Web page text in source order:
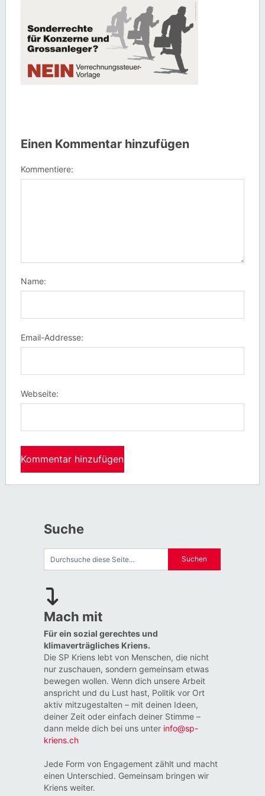
Einen Kommentar hinzufügen
Kommentiere:
Name:
Email-Addresse:
Webseite:
Suche
Mach mit
Für ein sozial gerechtes und
klimaverträgliches Kriens.
Die SP Kriens lebt von Menschen, die nicht
nur zuschauen, sondern gemeinsam etwas
bewegen wollen. Wenn dich unsere Arbeit
anspricht und du Lust hast, Politik vor Ort
aktiv mitzugestalten – mit deinen Ideen,
deiner Zeit oder einfach deiner Stimme –
dann melde dich bei uns unter info@sp-
kriens.ch
Jede Form von Engagement zählt und macht
einen Unterschied. Gemeinsam bringen wir
Kriens weiter.